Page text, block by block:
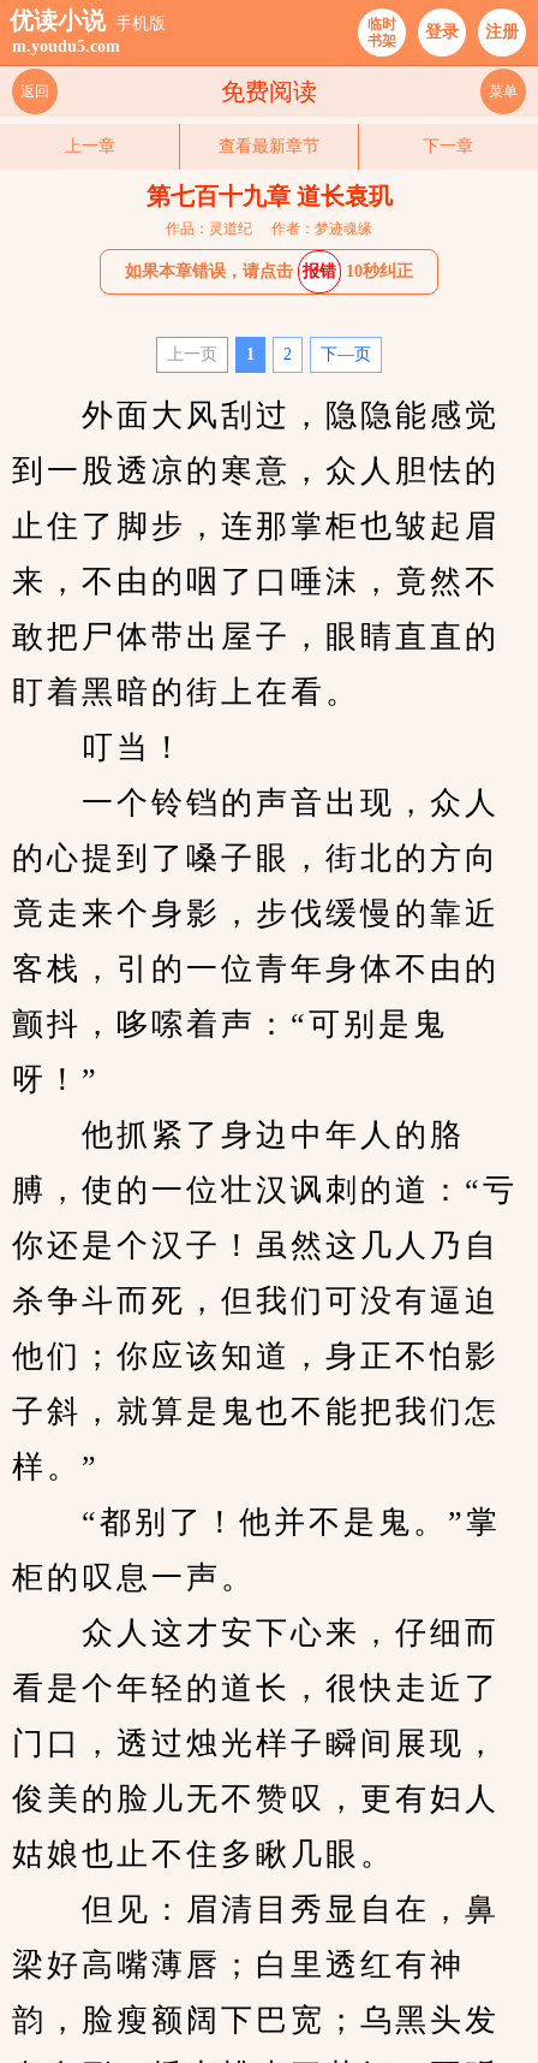
优读小说 手机版
m.youdu5.com
临时
书架
登录 注册
免费阅读
返回 菜单
上一章 查看最新章节 下一章
第七百十九章 道长袁玑
作品：灵道纪 作者：梦迹魂缘
如果本章错误，请点击 报错 10秒纠正
上一页 1 2 下—页
外面大风刮过，隐隐能感觉
到一股透凉的寒意，众人胆怯的
止住了脚步，连那掌柜也皱起眉
来，不由的咽了口唾沫，竟然不
敢把尸体带出屋子，眼睛直直的
盯着黑暗的街上在看。
叮当！
一个铃铛的声音出现，众人
的心提到了嗓子眼，街北的方向
竟走来个身影，步伐缓慢的靠近
客栈，引的一位青年身体不由的
颤抖，哆嗦着声：“可别是鬼
呀！”
他抓紧了身边中年人的胳
膊，使的一位壮汉讽刺的道：“亏
你还是个汉子！虽然这几人乃自
杀争斗而死，但我们可没有逼迫
他们；你应该知道，身正不怕影
子斜，就算是鬼也不能把我们怎
样。”
“都别了！他并不是鬼。”掌
柜的叹息一声。
众人这才安下心来，仔细而
看是个年轻的道长，很快走近了
门口，透过烛光样子瞬间展现，
俊美的脸儿无不赞叹，更有妇人
姑娘也止不住多瞅几眼。
但见：眉清目秀显自在，鼻
梁好高嘴薄唇；白里透红有神
韵，脸瘦额阔下巴宽；乌黑头发